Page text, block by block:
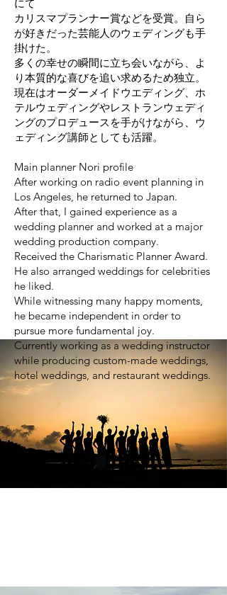
にて
カリスマプランナー賞などを受賞。自ら
が好きだった芸能人のウェディングも手
掛けた。
多くの幸せの瞬間に立ち会いながら、よ
り本質的な喜びを追い求めるため独立。
現在はオーダーメイドウエディング、ホ
テルウェディングやレストランウェディ
ングのプロデュースを手がけながら、ウ
ェディング講師としても活躍。
Main planner Nori profile
After working on radio event planning in
Los Angeles, he returned to Japan.
After that, I gained experience as a
wedding planner and worked at a major
wedding production company.
Received the Charismatic Planner Award.
He also arranged weddings for celebrities
he liked.
While witnessing many happy moments,
he became independent in order to
pursue more fundamental joy.
Currently working as a wedding instructor
while producing custom-made weddings,
hotel weddings, and restaurant weddings.